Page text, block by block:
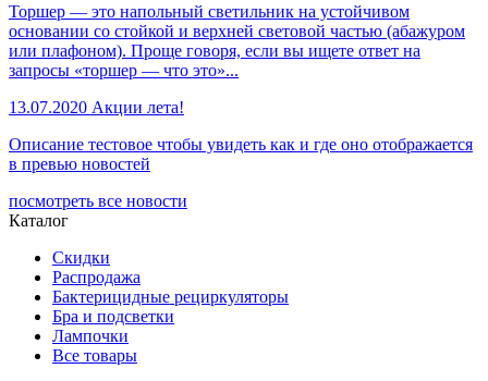
Торшер — это напольный светильник на устойчивом
основании со стойкой и верхней световой частью (абажуром
или плафоном). Проще говоря, если вы ищете ответ на
запросы «торшер — что это»...
13.07.2020 Акции лета!
Описание тестовое чтобы увидеть как и где оно отображается
в превью новостей
посмотреть все новости
Каталог
Скидки
Распродажа
Бактерицидные рециркуляторы
Бра и подсветки
Лампочки
Все товары